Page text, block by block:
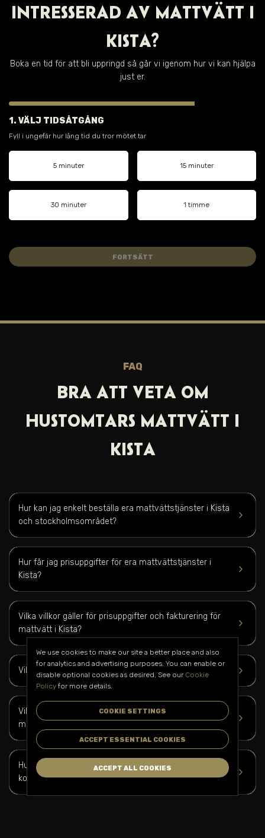
INTRESSERAD AV MATTVÄTT I
KISTA?
Boka en tid för att bli uppringd så går vi igenom hur vi kan hjälpa
just er.
1. VÄLJ TIDSÅTGÅNG
Fyll i ungefär hur lång tid du tror mötet tar
5 minuter 15 minuter
30 minuter 1 timme
FORTSÄTT
FAQ
BRA ATT VET A OM
HUSTOMTARS MATTVÄTT I
KISTA
keyboard_arrow_right
Hur kan jag enkelt beställa era mattvättstjänster i Kista
och stockholmsområdet?
keyboard_arrow_right
Hur får jag prisuppgifter för era mattvättstjänster i
Kista?
keyboard_arrow_right
Vilka villkor gäller för prisuppgifter och fakturering för
mattvätt i Kista?
keyboard_arrow_right
Vilket ansvar har Hustomtar under mattvättarbetet?
keyboard_arrow_right
Vilka företag och verksamheter kan dra nytta av er
mattvättstjänst i
keyboard_arrow_right
Hur kan jag boka er mattvättstjänst iKista
kostnadsuppskattning?
We use cookies to make our site a better place and also
for analytics and advertising purposes. You can enable or
disable optional cookies as desired. See our Cookie
Policyfor more details.
COOKIE SETTINGS
ACCEPT ESSENTIAL COOKIES
ACCEPT ALL COOKIES